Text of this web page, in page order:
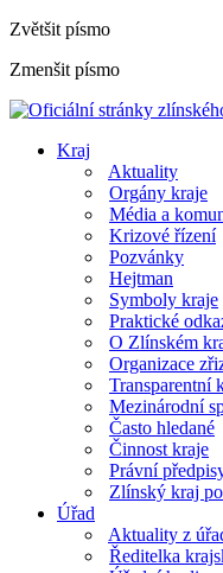
Zvětšit písmo
Zmenšit písmo
Kraj
Aktuality
Orgány kraje
Média a
Krizové řízení
Pozvánky
Hejtman
Symboly kraje
Praktické
O Zlínském
Organizace
Transparentní
Mezinárodní
Často hledané
Činnost kraje
Právní
Zlínský kraj
Úřad
Aktuality z
Ředitelka